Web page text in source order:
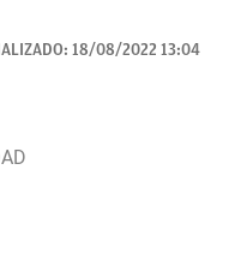
18/08/2022 13:04